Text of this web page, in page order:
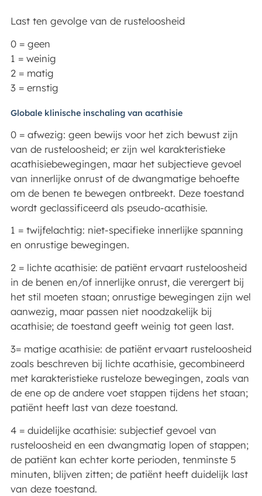
Last ten gevolge van de rusteloosheid
0 = geen
1 = weinig
2 = matig
3 = ernstig
Globale klinische inschaling van acathisie
0 = afwezig: geen bewijs voor het zich bewust zijn
van de rusteloosheid; er zijn wel karakteristieke
acathisiebewegingen, maar het subjectieve gevoel
van innerlijke onrust of de dwangmatige behoefte
om de benen te bewegen ontbreekt. Deze toestand
wordt geclassificeerd als pseudo-acathisie.
1 = twijfelachtig: niet-specifieke innerlijke spanning
en onrustige bewegingen.
2 = lichte acathisie: de patiënt ervaart rusteloosheid
in de benen en/of innerlijke onrust, die verergert bij
het stil moeten staan; onrustige bewegingen zijn wel
aanwezig, maar passen niet noodzakelijk bij
acathisie; de toestand geeft weinig tot geen last.
3= matige acathisie: de patiënt ervaart rusteloosheid
zoals beschreven bij lichte acathisie, gecombineerd
met karakteristieke rusteloze bewegingen, zoals van
de ene op de andere voet stappen tijdens het staan;
patiënt heeft last van deze toestand.
4 = duidelijke acathisie: subjectief gevoel van
rusteloosheid en een dwangmatig lopen of stappen;
de patiënt kan echter korte perioden, tenminste 5
minuten, blijven zitten; de patiënt heeft duidelijk last
van deze toestand.